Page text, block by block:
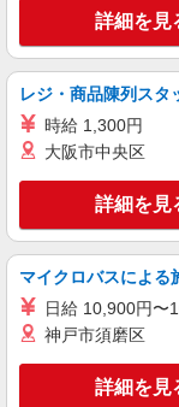
（株）ウィルオブ・
キープ
株式会社kotrio /●KT-
3
詳細を見
レジ・商品陳列スタ
時給 1,300円
大阪市中央区
詳細を見
マイクロバスによる
日給 10,900円〜
神戸市須磨区
詳細を見